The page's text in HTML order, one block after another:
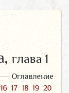
глава 1
Оглавление
16 17 18 19 20